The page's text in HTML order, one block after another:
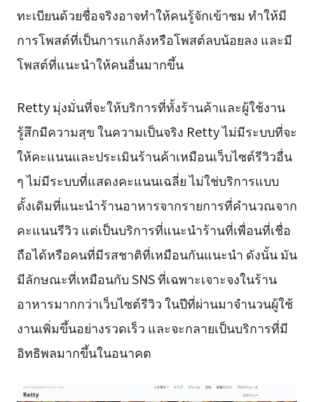
ทะเบียนด้วยชื่อจริงอาจทำให้คนรู้จักเข้าชม ทำให้มี
การโพสต์ที่เป็นการแกล้งหรือโพสต์ลบน้อยลง และมี
โพสต์ที่แนะนำให้คนอื่นมากขึ้น
Retty มุ่งมั่นที่จะให้บริการที่ทั้งร้านค้าและผู้ใช้งาน
รู้สึกมีความสุข ในความเป็นจริง Retty ไม่มีระบบที่จะ
ให้คะแนนและประเมินร้านค้าเหมือนเว็บไซต์รีวิวอื่น
ๆ ไม่มีระบบที่แสดงคะแนนเฉลี่ย ไม่ใช่บริการแบบ
ดั้งเดิมที่แนะนำร้านอาหารจากรายการที่คำนวณจาก
คะแนนรีวิว แต่เป็นบริการที่แนะนำร้านที่เพื่อนที่เชื่อ
ถือได้หรือคนที่มีรสชาติที่เหมือนกันแนะนำ ดังนั้น มัน
มีลักษณะที่เหมือนกับ SNS ที่เฉพาะเจาะจงในร้าน
อาหารมากกว่าเว็บไซต์รีวิว ในปีที่ผ่านมาจำนวนผู้ใช้
งานเพิ่มขึ้นอย่างรวดเร็ว และจะกลายเป็นบริการที่มี
อิทธิพลมากขึ้นในอนาคต